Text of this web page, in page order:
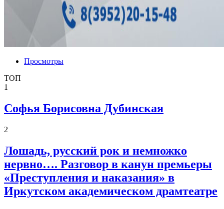
Просмотры
ТОП
1
Софья Борисовна Дубинская
2
Лошадь, русский рок и немножко
нервно…. Разговор в канун премьеры
«Преступления и наказания» в
Иркутском академическом драмтеатре